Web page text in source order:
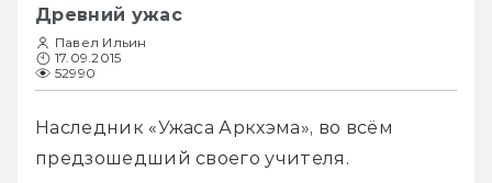
Древний ужас
Павел Ильин
17.09.2015
52990
Наследник «Ужаса Аркхэма», во всём
предзошедший своего учителя.